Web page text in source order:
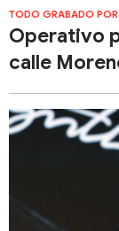
TODO GRABADO POR
Operativo
calle